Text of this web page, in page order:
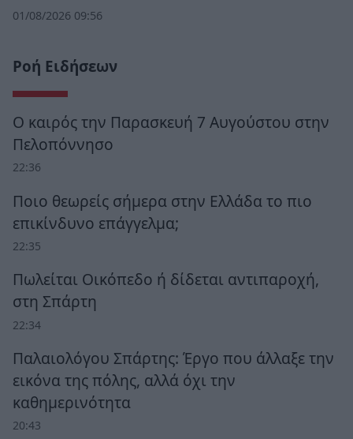
01/08/2026 09:56
Ροή Ειδήσεων
Ο καιρός την Παρασκευή 7 Αυγούστου στην
Πελοπόννησο
22:36
Ποιο θεωρείς σήμερα στην Ελλάδα το πιο
επικίνδυνο επάγγελμα;
22:35
Πωλείται Οικόπεδο ή δίδεται αντιπαροχή,
στη Σπάρτη
22:34
Παλαιολόγου Σπάρτης: Έργο που άλλαξε την
εικόνα της πόλης, αλλά όχι την
καθημερινότητα
20:43